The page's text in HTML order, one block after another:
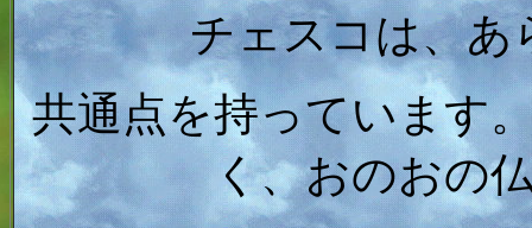
チェスコは、あ
共通点を持っています
く、おのおの